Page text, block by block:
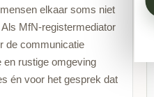
elkaar soms niet
MfN-registermediator
de communicatie
en rustige omgeving
én voor het gesprek dat